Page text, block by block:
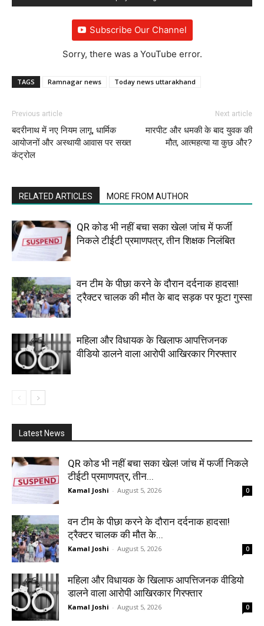
Subscribe Our Channel
Sorry, there was a YouTube error.
TAGS Ramnagar news Today news uttarakhand
Previous article
बदरीनाथ में नए नियम लागू, धार्मिक
आयोजनों और अस्थायी आवास पर सख्त
कंट्रोल
Next article
मारपीट और धमकी के बाद युवक की
मौत, आत्महत्या या कुछ और?
RELATED ARTICLES MORE FROM AUTHOR
QR कोड भी नहीं बचा सका खेल! जांच में फर्जी
निकले टीईटी प्रमाणपत्र, तीन शिक्षक निलंबित
वन टीम के पीछा करने के दौरान दर्दनाक हादसा!
ट्रैक्टर चालक की मौत के बाद सड़क पर फूटा गुस्सा
महिला और विधायक के खिलाफ आपत्तिजनक
वीडियो डालने वाला आरोपी आखिरकार गिरफ्तार
Latest News
QR कोड भी नहीं बचा सका खेल! जांच में फर्जी निकले
टीईटी प्रमाणपत्र, तीन...
Kamal Joshi - August 5, 2026 0
वन टीम के पीछा करने के दौरान दर्दनाक हादसा!
ट्रैक्टर चालक की मौत के...
Kamal Joshi - August 5, 2026 0
महिला और विधायक के खिलाफ आपत्तिजनक वीडियो
डालने वाला आरोपी आखिरकार गिरफ्तार
Kamal Joshi - August 5, 2026 0